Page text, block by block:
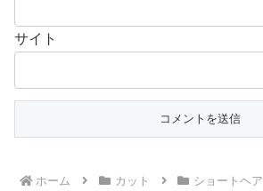
サイト
ホーム カット ショートヘア